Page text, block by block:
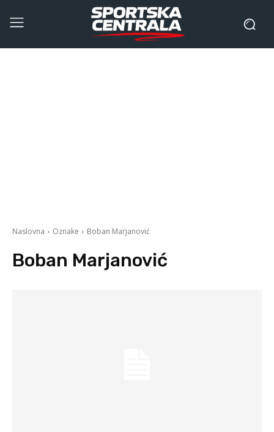
Naslovna Oznake Boban Marjanović
Boban Marjanović